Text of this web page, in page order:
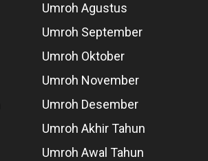
Umroh Agustus
Umroh September
Umroh Oktober
Umroh November
Umroh Desember
Umroh Akhir Tahun
Umroh Awal Tahun